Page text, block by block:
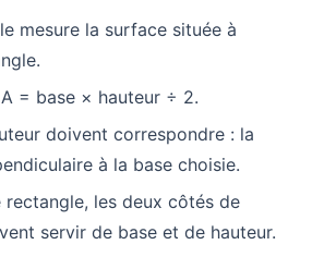
mesure la surface située à
= base × hauteur ÷ 2.
doivent correspondre : la
à la base choisie.
rectangle, les deux côtés de
servir de base et de hauteur.